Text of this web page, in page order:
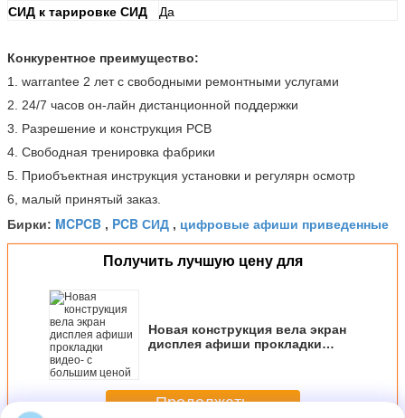
СИД к тарировке СИД
Да
Конкурентное преимущество:
1. warrantee 2 лет с свободными ремонтными услугами
2. 24/7 часов он-лайн дистанционной поддержки
3. Разрешение и конструкция PCB
4. Свободная тренировка фабрики
5. Приобъектная инструкция установки и регулярн осмотр
6, малый принятый заказ.
Бирки: MCPCB , PCB СИД , цифровые афиши приведенные
Получить лучшую цену для
Новая конструкция вела экран
дисплея афиши прокладки
Продолжать